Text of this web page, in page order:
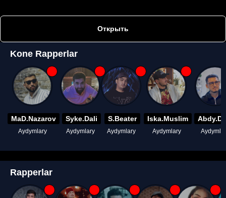
Открыть
Kone Rapperlar
MaD.Nazarov
Aydymlary
Syke.Dali
Aydymlary
S.Beater
Aydymlary
Iska.Muslim
Aydymlary
Rapperlar